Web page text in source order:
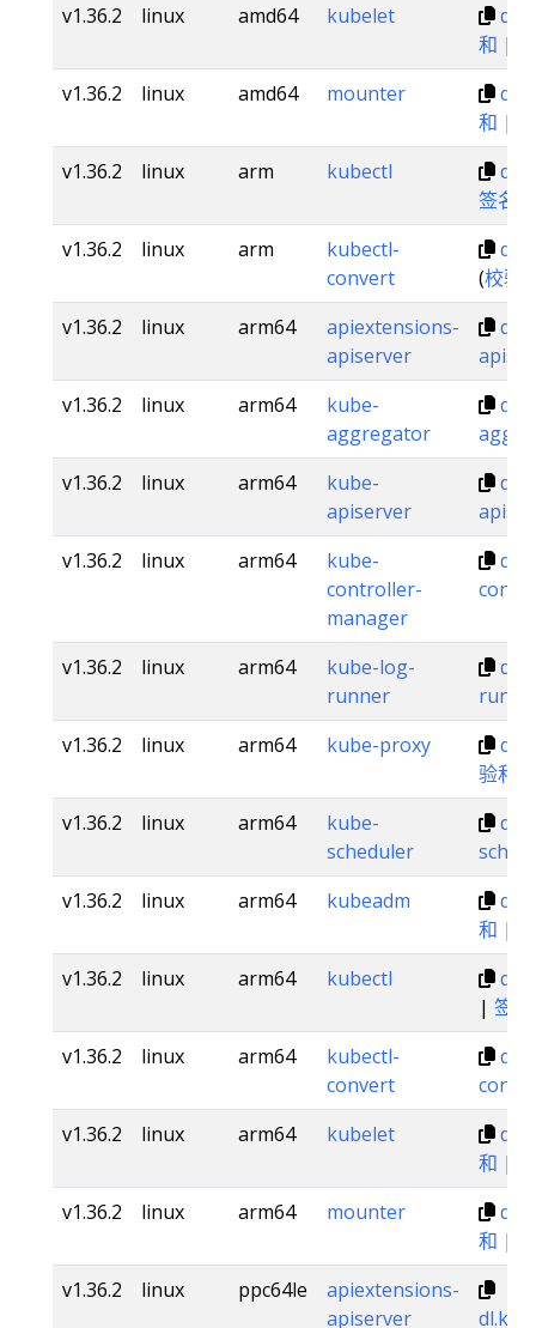
v1.36.2
linux amd64 kubelet
和 |
v1.36.2
linux amd64 mounter
和 |
v1.36.2
linux arm kubectl
签名
v1.36.2
linux arm
kubectl-
convert
(校验
v1.36.2
linux arm64
apiextensions-
apiserver
v1.36.2
linux arm64
kube-
aggregator
v1.36.2
linux arm64
kube-
apiserver
v1.36.2
linux arm64
kube-
controller-
manager
v1.36.2 linux arm64
kube-log-
runner
v1.36.2
linux arm64 kube-proxy
验和
v1.36.2
linux arm64
kube-
scheduler
v1.36.2
linux arm64 kubeadm
和 |
v1.36.2
linux arm64 kubectl
| 签名
v1.36.2
linux arm64
kubectl-
convert
v1.36.2
linux arm64 kubelet
和 |
v1.36.2
linux arm64 mounter
和 |
v1.36.2
linux ppc64le
apiextensions-
apiserver